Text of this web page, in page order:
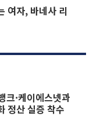
슈퍼맨을 만드는 여자, 바네사 리
크·케이에스넷과
정산 실증 착수